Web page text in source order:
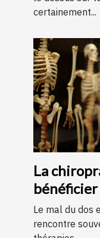
certainement...
La
bénéficier
Le mal du dos
rencontre